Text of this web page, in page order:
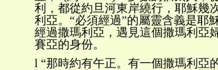
利，都從約旦河東岸繞行，耶穌幾
利亞。“必須經過”的屬靈含義是耶
經過撒瑪利亞，遇見這個撒瑪利亞
賽亞的身份。
l “那時約有午正。有一個撒瑪利亞